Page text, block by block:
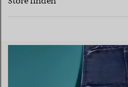
EINEN STORE IN IHRER NÄHE FINDEN